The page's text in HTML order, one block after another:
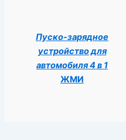
Пуско-зарядное
устройство для
автомобиля 4 в 1
ЖМИ